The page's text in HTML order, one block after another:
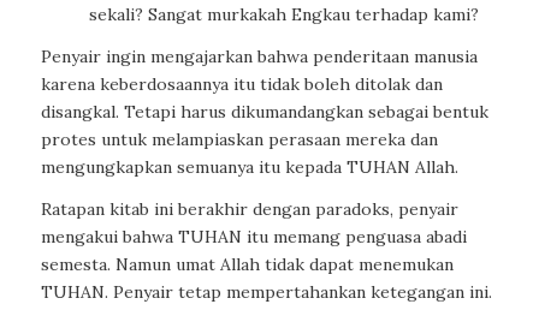
sekali? Sangat murkakah Engkau terhadap kami?
Penyair ingin mengajarkan bahwa penderitaan manusia
karena keberdosaannya itu tidak boleh ditolak dan
disangkal. Tetapi harus dikumandangkan sebagai bentuk
protes untuk melampiaskan perasaan mereka dan
mengungkapkan semuanya itu kepada TUHAN Allah.
Ratapan kitab ini berakhir dengan paradoks, penyair
mengakui bahwa TUHAN itu memang penguasa abadi
semesta. Namun umat Allah tidak dapat menemukan
TUHAN. Penyair tetap mempertahankan ketegangan ini.